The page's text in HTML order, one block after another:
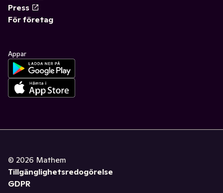
Press
För företag
Appar
© 2026 Mathem
Tillgänglighetsredogörelse
GDPR